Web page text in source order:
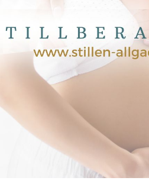
es ankommt. Ich bin nun deutlich
und gefestigter wenn ich
kommende Stillzeit mit
kleinen Wunder denke.
Stillvorbereitungskurs im Allgäu mit
Halouska
im Allgäu mit Carina
Laura,